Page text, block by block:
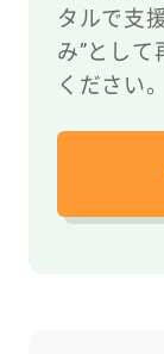
タルで支
み”とし
ください。